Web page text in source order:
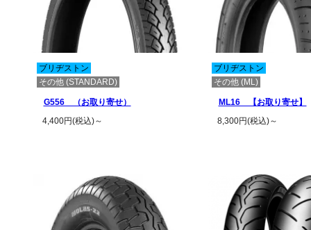
ブリヂストン
その他 (STANDARD)
G556 （お取り寄せ）
4,400円(税込)～
ブリヂストン
その他 (ML)
ML16 【お取り寄せ】
8,300円(税込)～